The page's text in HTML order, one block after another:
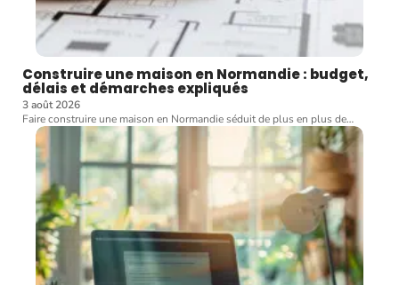
Construire une maison en Normandie : budget,
délais et démarches expliqués
3 août 2026
Faire construire une maison en Normandie séduit de plus en plus de…